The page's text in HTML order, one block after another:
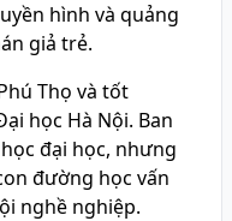
hình và quảng
giả trẻ.
Thọ và tốt
học Hà Nội. Ban
đại học, nhưng
đường học vấn
nghề nghiệp.